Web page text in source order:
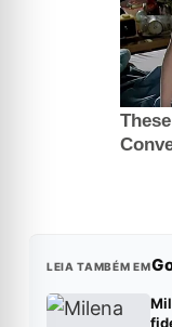
LEIA TAMBÉM EM